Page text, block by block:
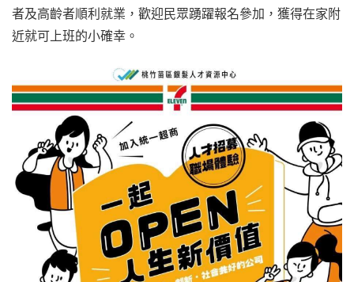
者及高齡者順利就業，歡迎民眾踴躍報名參加，獲得在家附
近就可上班的小確幸。